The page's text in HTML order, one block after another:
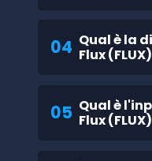
04 Qual è la
Flux
05 Qual è
Flux